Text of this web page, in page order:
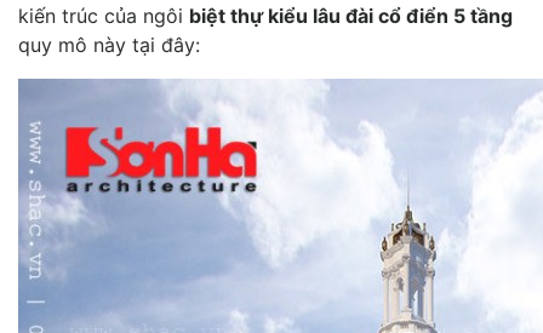
kiến trúc của ngôi biệt thự kiểu lâu đài cổ điển 5 tầng
quy mô này tại đây: